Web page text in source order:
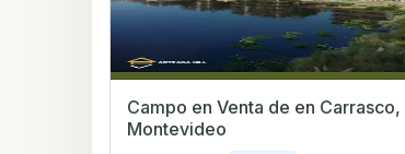
Campo en Venta de en Carrasco,
Montevideo